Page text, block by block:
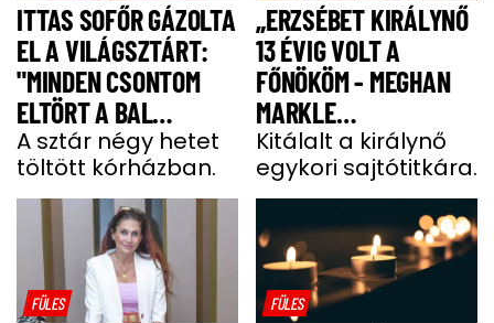
ITTAS SOFŐR GÁZOLTA
EL A VILÁGSZTÁRT:
"MINDEN CSONTOM
ELTÖRT A BAL
OLDALAMON"
A sztár négy hetet
töltött kórházban.
„ERZSÉBET KIRÁLYNŐ
13 ÉVIG VOLT A
FŐNÖKÖM - MEGHAN
MARKLE
MEGJEGYZÉSE
MEGDÖBBENTETT”
Kitálalt a királynő
egykori sajtótitkára.
FÜLES FÜLES